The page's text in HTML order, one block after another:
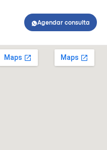
Agendar consulta